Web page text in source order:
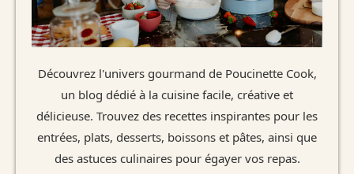
Découvrez l'univers gourmand de Poucinette Cook,
un blog dédié à la cuisine facile, créative et
délicieuse. Trouvez des recettes inspirantes pour les
entrées, plats, desserts, boissons et pâtes, ainsi que
des astuces culinaires pour égayer vos repas.